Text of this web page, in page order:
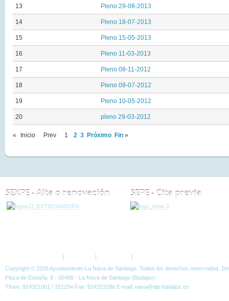
13 Pleno 29-08-2013
14 Pleno 18-07-2013
15 Pleno 15-05-2013
16 Pleno 11-03-2013
17 Pleno 08-11-2012
18 Pleno 09-07-2012
19 Pleno 10-05-2012
20 pleno 29-03-2012
« Inicio Prev 1 2 3 Próximo Fin »
SEXPE - Alta o renovación SEPE - Cita previa
| | |
Copyright © 2026 Ayuntamiento La Nava de Santiago. Todos los derechos reservados.
Plaza de España, 6 - 06486 - La Nava de Santiago (Badajoz)
Tfnos: 924321001 / 321254 Fax: 924321096 E-mail: nava@dip-badajoz.es